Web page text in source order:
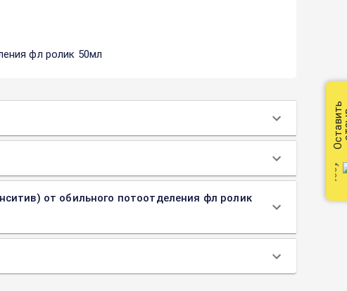
фл ролик 50мл
от обильного потоотделения фл ролик
Оставить